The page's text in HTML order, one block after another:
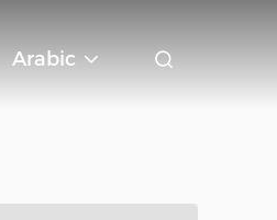
Arabic